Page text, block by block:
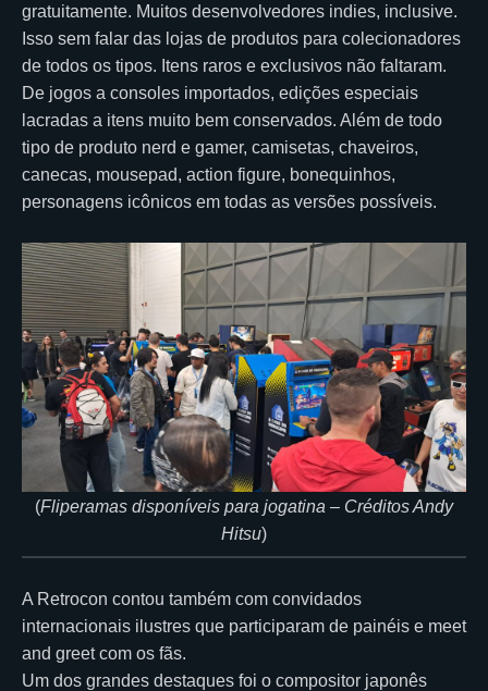
gratuitamente. Muitos desenvolvedores indies, inclusive.
Isso sem falar das lojas de produtos para colecionadores
de todos os tipos. Itens raros e exclusivos não faltaram.
De jogos a consoles importados, edições especiais
lacradas a itens muito bem conservados. Além de todo
tipo de produto nerd e gamer, camisetas, chaveiros,
canecas, mousepad, action figure, bonequinhos,
personagens icônicos em todas as versões possíveis.
(Fliperamas disponíveis para jogatina – Créditos Andy
Hitsu)
A Retrocon contou também com convidados
internacionais ilustres que participaram de painéis e meet
and greet com os fãs.
Um dos grandes destaques foi o compositor japonês